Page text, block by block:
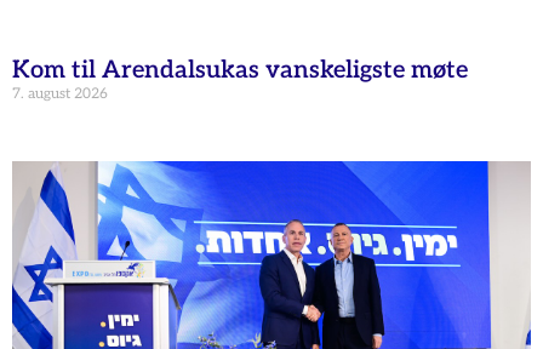
Kom til Arendalsukas vanskeligste møte
7. august 2026